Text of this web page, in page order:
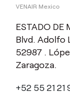
VENAIR Mexico
ESTADO DE
Blvd. Adolfo
52987 .
Zaragoza.
+52 55 21 21